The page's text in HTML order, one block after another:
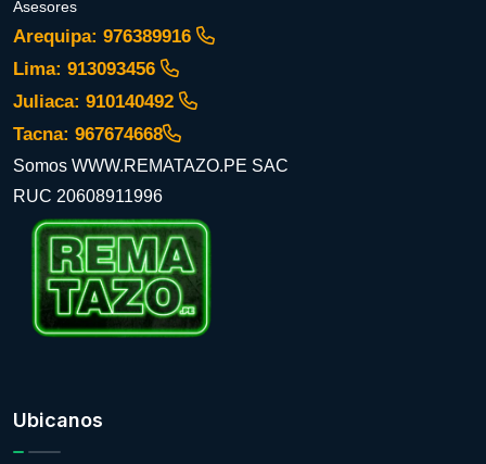
Asesores
Arequipa: 976389916
Lima: 913093456
Juliaca: 910140492
Tacna: 967674668
Somos WWW.REMATAZO.PE SAC
RUC 20608911996
Ubicanos